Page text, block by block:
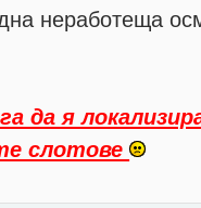
неработеща
да я
слотове